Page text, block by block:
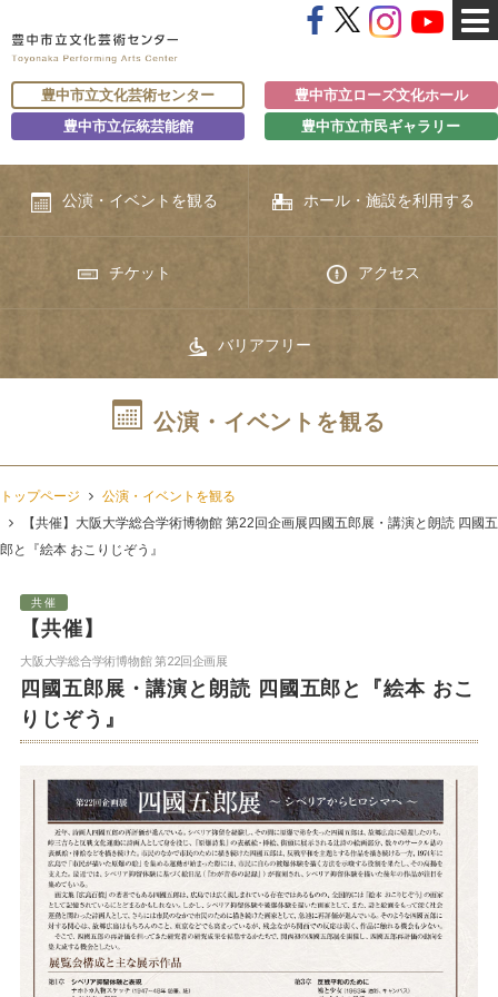
豊中市立文化芸術センター
豊中市立ローズ文化ホール
豊中市立伝統芸能館
豊中市立市民ギャラリー
公演・イベントを観る ホール・施設を利用する
チケット アクセス
バリアフリー
公演・イベントを観る
トップページ
公演・イベントを観る
【共催】 大阪大学総合学術博物館 第22回企画展 四國五郎展・講演と朗読 四國五
郎と『絵本 おこりじぞう』
共催
【共催】
大阪大学総合学術博物館 第22回企画展
四國五郎展・講演と朗読 四國五郎と『絵本 おこ
りじぞう』